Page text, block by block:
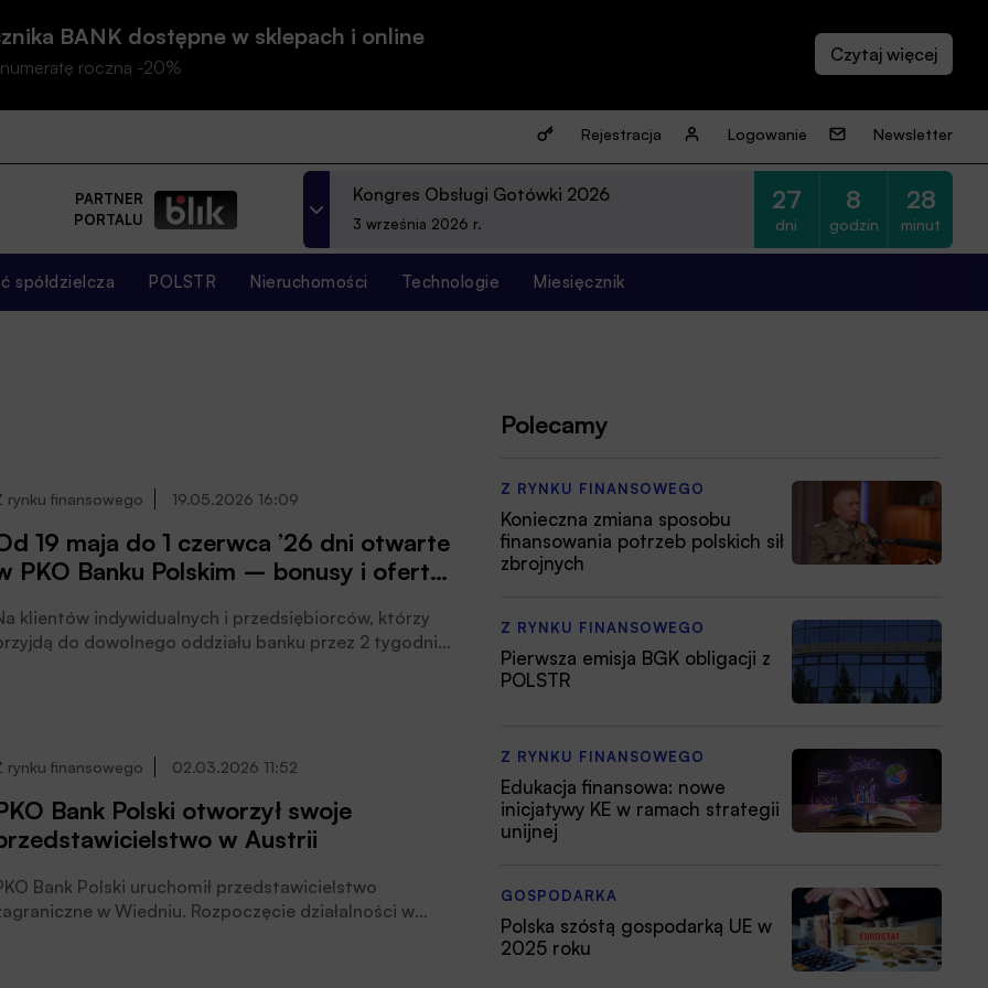
BANK dostępne w sklepach i online
roczną -20%
Rejestracja Logowanie Newsletter
PARTNER
PORTALU
Kongres Obsługi Gotówki 2026
3 września 2026 r.
27
dni
8
godzin
28
minut
spółdzielcza POLSTR Nieruchomości Technologie Miesięcznik
rynku finansowego 19.05.2026 16:09
19 maja do 1 czerwca ’26 dni otwarte
PKO Banku Polskim – bonusy i oferty
klientów indywidualnych i przedsiębiorców, którzy
do dowolnego oddziału banku przez 2 tygodnie
i ubezpieczenia. Preferencyjne warunki
rynku finansowego 02.03.2026 11:52
Bank Polski otworzył swoje
w Austrii
Bank Polski uruchomił przedstawicielstwo
w Wiedniu. Rozpoczęcie działalności w
Polecamy
Z RYNKU FINANSOWEGO
Konieczna zmiana sposobu
finansowania potrzeb polskich sił
zbrojnych
Z RYNKU FINANSOWEGO
Pierwsza emisja BGK obligacji z
POLSTR
Z RYNKU FINANSOWEGO
Edukacja finansowa: nowe
inicjatywy KE w ramach strategii
unijnej
GOSPODARKA
Polska szóstą gospodarką UE w
2025 roku